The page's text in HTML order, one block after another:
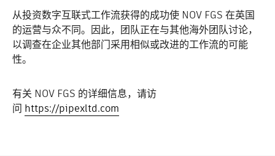
从投资数字互联式工作流获得的成功使 NOV FGS 在英国
的运营与众不同。因此，团队正在与其他海外团队讨论，
以调查在企业其他部门采用相似或改进的工作流的可能
性。
有关 NOV FGS 的详细信息，请访
问 https://pipexltd.com